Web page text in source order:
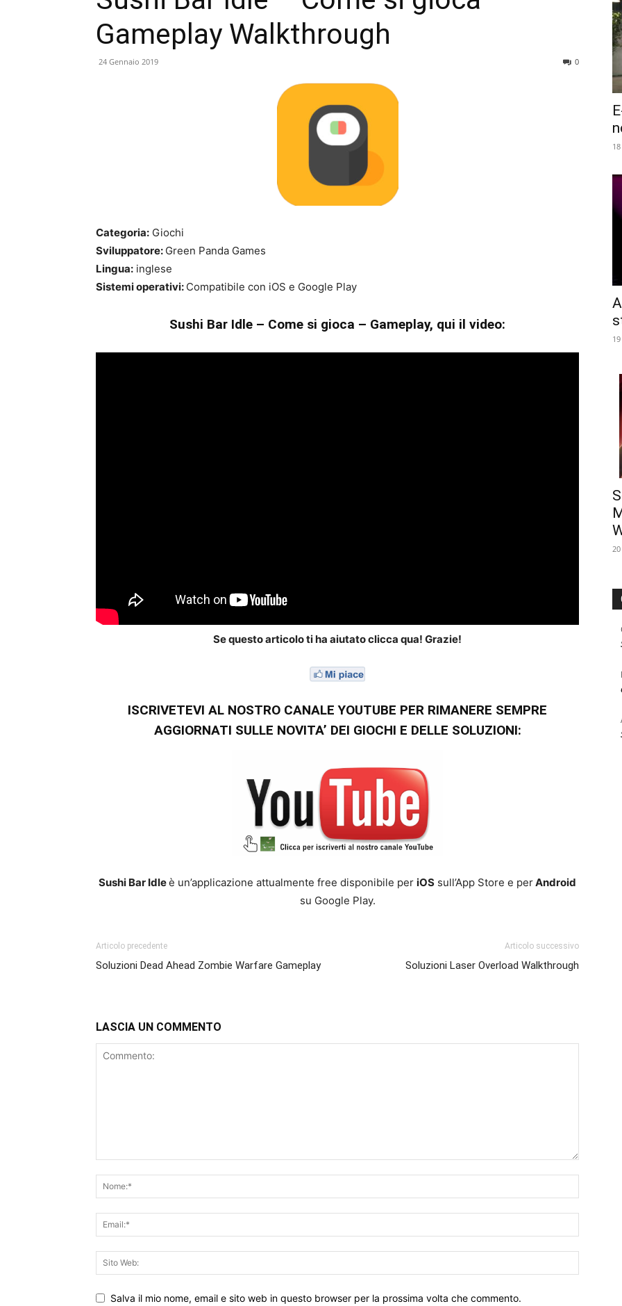
Gameplay Walkthrough
24 Gennaio 2019 0
Categoria: Giochi
Sviluppatore: Green Panda Games
Lingua: inglese
Sistemi operativi: Compatibile con iOS e Google Play
Sushi Bar Idle – Come si gioca – Gameplay, qui il video:
Se questo articolo ti ha aiutato clicca qua! Grazie!
ISCRIVETEVI AL NOSTRO CANALE YOUTUBE PER RIMANERE SEMPRE
AGGIORNATI SULLE NOVITA’ DEI GIOCHI E DELLE SOLUZIONI:
Sushi Bar Idleè un’applicazione attualmente free disponibile per iOS sull’App Store e perAndroid
su Google Play.
Articolo precedente
Soluzioni Dead Ahead Zombie Warfare Gameplay
Articolo successivo
Soluzioni Laser Overload Walkthrough
LASCIA UN COMMENTO
Salva il mio nome, email e sito web in questo browser per la prossima volta che commento.